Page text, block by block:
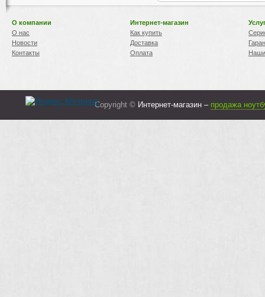
О компании
О нас
Новости
Контакты
Интернет-магазин
Как купить
Доставка
Оплата
Copyright © Интернет-магазин – продажа